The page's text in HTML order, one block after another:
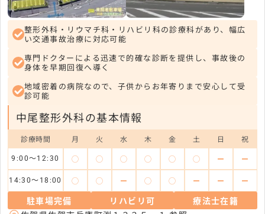
整形外科・リウマチ科・リハビリ科の診療科があり、幅広
い交通事故治療に対応可能
専門ドクターによる迅速で的確な診断を提供し、事故後の
身体を早期回復へ導く
地域密着の病院なので、子供からお年寄りまで安心して受
診可能
中尾整形外科の基本情報
診療時間 月 火 水 木 金 土 日 祝
9:00～12:30 ◯ ◯ ◯ ◯ ◯ ◯ ー ー
14:30〜18:00 ◯ ◯ ー ◯ ◯ ー ー ー
駐車場完備 リハビリ可
療法士在籍